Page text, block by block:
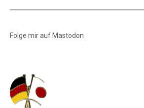
Folge mir auf Mastodon